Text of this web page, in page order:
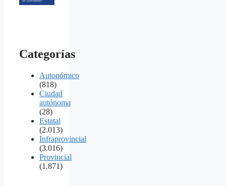
Categorías
Autonómico
(818)
Ciudad
autónoma
(28)
Estatal
(2.013)
Infraprovincial
(3.016)
Provincial
(1.871)